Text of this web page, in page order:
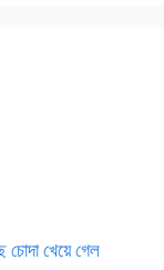
চোদা খেয়ে গেল